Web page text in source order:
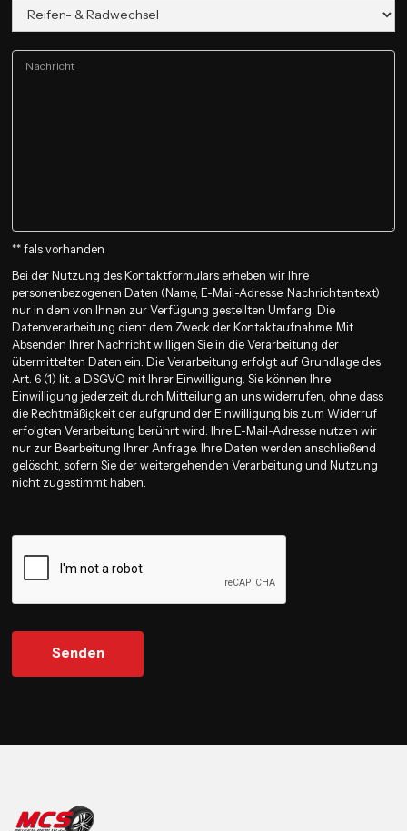
** fals vorhanden
Bei der Nutzung des Kontaktformulars erheben wir Ihre
personenbezogenen Daten (Name, E-Mail-Adresse, Nachrichtentext)
nur in dem von Ihnen zur Verfügung gestellten Umfang. Die
Datenverarbeitung dient dem Zweck der Kontaktaufnahme. Mit
Absenden Ihrer Nachricht willigen Sie in die Verarbeitung der
übermittelten Daten ein. Die Verarbeitung erfolgt auf Grundlage des
Art. 6 (1) lit. a DSGVO mit Ihrer Einwilligung. Sie können Ihre
Einwilligung jederzeit durch Mitteilung an uns widerrufen, ohne dass
die Rechtmäßigkeit der aufgrund der Einwilligung bis zum Widerruf
erfolgten Verarbeitung berührt wird. Ihre E-Mail-Adresse nutzen wir
nur zur Bearbeitung Ihrer Anfrage. Ihre Daten werden anschließend
gelöscht, sofern Sie der weitergehenden Verarbeitung und Nutzung
nicht zugestimmt haben.